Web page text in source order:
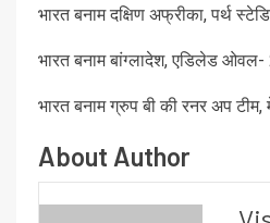
भारत बनाम दक्षिण अफ्रीका, पर्थ
भारत बनाम बांग्लादेश, एडिलेड ओवल-
भारत बनाम ग्रुप बी की रनर अप
About Author